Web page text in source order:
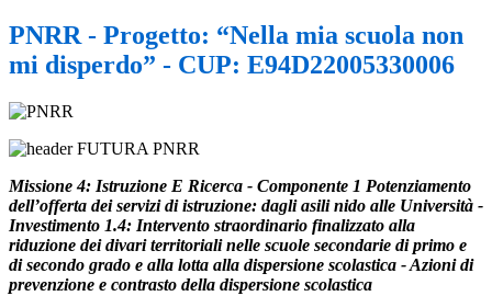
PNRR - Progetto: “Nella mia scuola non
mi disperdo” - CUP: E94D22005330006
Missione 4: Istruzione E Ricerca - Componente 1 Potenziamento
dell’offerta dei servizi di istruzione: dagli asili nido alle Università -
Investimento 1.4: Intervento straordinario finalizzato alla
riduzione dei divari territoriali nelle scuole secondarie di primo e
di secondo grado e alla lotta alla dispersione scolastica - Azioni di
prevenzione e contrasto della dispersione scolastica